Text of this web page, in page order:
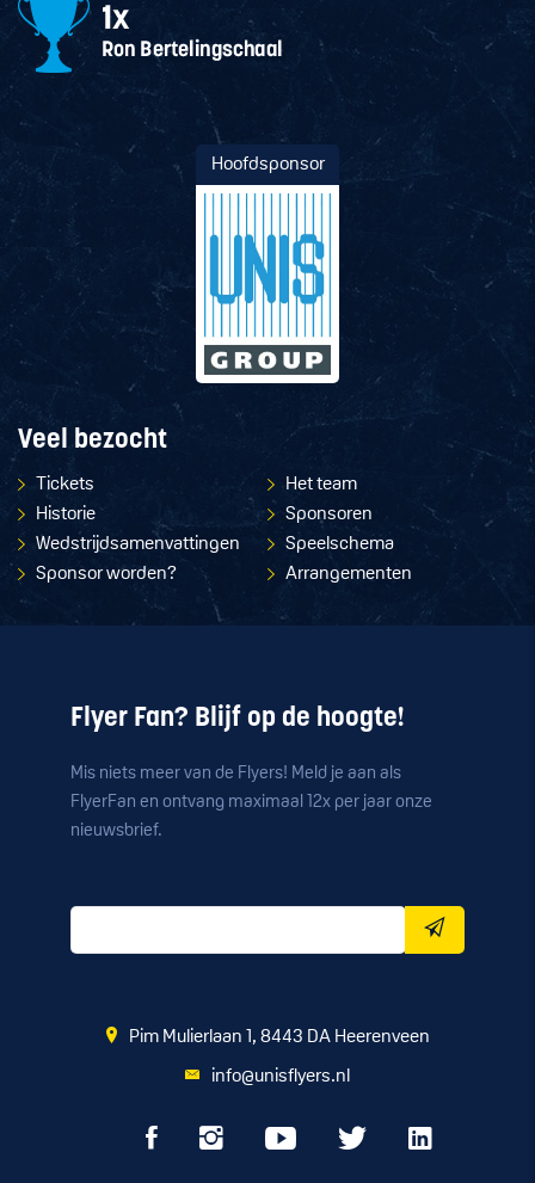
Hoofdsponsor
Veel bezocht
Tickets
Het team
Historie
Sponsoren
Wedstrijdsamenvattingen
Speelschema
Sponsor worden?
Arrangementen
Flyer Fan? Blijf op de hoogte!
Mis niets meer van de Flyers! Meld je aan als
FlyerFan en ontvang maximaal 12x per jaar onze
nieuwsbrief.
Pim Mulierlaan 1, 8443 DA Heerenveen
info@unisflyers.nl